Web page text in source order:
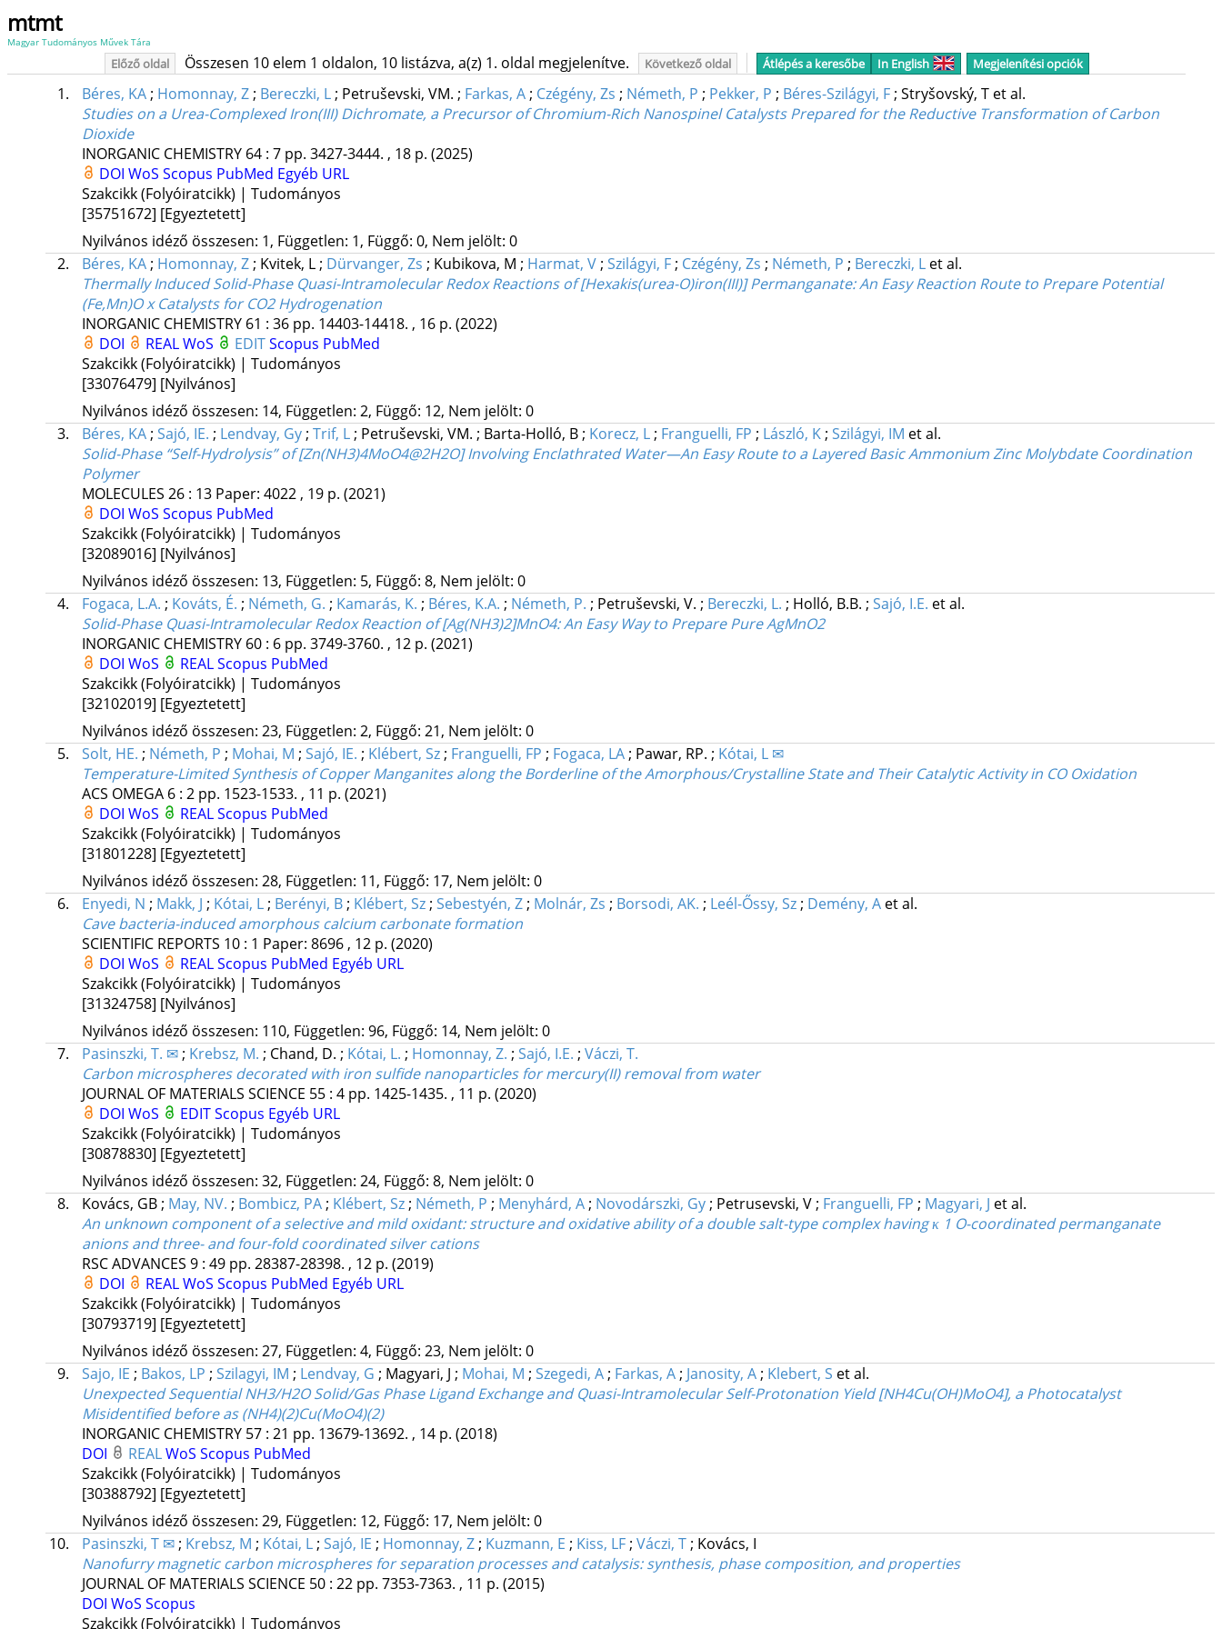
mtmt
Magyar Tudományos Művek Tára
Előző oldal Összesen 10 elem 1 oldalon, 10 listázva, a(z) 1. oldal megjelenítve. Következő oldal Átlépés a keresőbe In English Megjelenítési opciók
1. Béres, KA; Homonnay, Z; Bereczki, L; Petruševski, VM. ; Farkas, A; Czégény, Zs ; Németh, P ; Pekker, P ; Béres-Szilágyi, F; Stryšovský, T et al.
Studies on a Urea-Complexed Iron(III) Dichromate, a Precursor of Chromium-Rich Nanospinel Catalysts Prepared for the Reductive Transformation of Carbon
Dioxide
INORGANIC CHEMISTRY 64: 7 pp. 3427-3444. , 18 p. (2025)
DOI WoS Scopus PubMed Egyéb URL
Szakcikk (Folyóiratcikk) | Tudományos
[35751672] [Egyeztetett]
Nyilvános idéző összesen: 1, Független: 1, Függő: 0, Nem jelölt: 0
2.
Béres, KA; Homonnay, Z; Kvitek, L; Dürvanger, Zs ; Kubikova, M ; Harmat, V; Szilágyi, F; Czégény, Zs ; Németh, P ; Bereczki, L et al.
Thermally Induced Solid-Phase Quasi-Intramolecular Redox Reactions of [Hexakis(urea-O)iron(III)] Permanganate: An Easy Reaction Route to Prepare Potential
(Fe,Mn)O x Catalysts for CO2 Hydrogenation
INORGANIC CHEMISTRY 61 : 36 pp. 14403-14418. , 16 p. (2022)
DOI
REALWoS EDITScopus PubMed
Szakcikk (Folyóiratcikk) | Tudományos
[33076479] [Nyilvános]
Nyilvános idéző összesen: 14, Független: 2, Függő: 12, Nem jelölt: 0
3.
Béres, KA; Sajó, IE. ; Lendvay, Gy; Trif, L; Petruševski, VM. ; Barta-Holló, B; Korecz, L; Franguelli, FP ; László, K; Szilágyi, IM et al.
Solid-Phase “Self-Hydrolysis” of [Zn(NH3)4MoO4@2H2O] Involving Enclathrated Water—An Easy Route to a Layered Basic Ammonium Zinc Molybdate Coordination
Polymer
MOLECULES 26: 13 Paper: 4022 , 19 p. (2021)
DOI WoS Scopus PubMed
Szakcikk (Folyóiratcikk) | Tudományos
[32089016] [Nyilvános]
Nyilvános idéző összesen: 13, Független: 5, Függő: 8, Nem jelölt: 0
4.
Fogaca, L.A. ; Kováts, É. ; Németh, G. ; Kamarás, K. ; Béres, K.A. ; Németh, P. ; Petruševski, V. ; Bereczki, L. ; Holló, B.B. ; Sajó, I.E. et al.
Solid-Phase Quasi-Intramolecular Redox Reaction of [Ag(NH3)2]MnO4: An Easy Way to Prepare Pure AgMnO2
INORGANIC CHEMISTRY 60: 6 pp. 3749-3760. , 12 p. (2021)
DOI WoS REALScopus PubMed
Szakcikk (Folyóiratcikk) | Tudományos
[32102019] [Egyeztetett]
Nyilvános idéző összesen: 23, Független: 2, Függő: 21, Nem jelölt: 0
5.
Solt, HE. ; Németh, P ; Mohai, M ; Sajó, IE. ; Klébert, Sz; Franguelli, FP ; Fogaca, LA; Pawar, RP. ; Kótai, L ✉
Temperature-Limited Synthesis of Copper Manganites along the Borderline of the Amorphous/Crystalline State and Their Catalytic Activity in CO Oxidation
ACS OMEGA 6: 2 pp. 1523-1533. , 11 p. (2021)
DOI WoS REALScopus PubMed
Szakcikk (Folyóiratcikk) | Tudományos
[31801228] [Egyeztetett]
Nyilvános idéző összesen: 28, Független: 11, Függő: 17, Nem jelölt: 0
6.
Enyedi, N ; Makk, J ; Kótai, L; Berényi, B; Klébert, Sz; Sebestyén, Z; Molnár, Zs ; Borsodi, AK. ; Leél-Őssy, Sz; Demény, A et al.
Cave bacteria-induced amorphous calcium carbonate formation
SCIENTIFIC REPORTS 10: 1 Paper: 8696 , 12 p. (2020)
DOI WoS REALScopus PubMed Egyéb URL
Szakcikk (Folyóiratcikk) | Tudományos
[31324758] [Nyilvános]
Nyilvános idéző összesen: 110, Független: 96, Függő: 14, Nem jelölt: 0
7.
Pasinszki, T. ✉; Krebsz, M. ; Chand, D. ; Kótai, L. ; Homonnay, Z. ; Sajó, I.E. ; Váczi, T.
Carbon microspheres decorated with iron sulfide nanoparticles for mercury(II) removal from water
JOURNAL OF MATERIALS SCIENCE 55: 4 pp. 1425-1435. , 11 p. (2020)
DOI WoS EDITScopus Egyéb URL
Szakcikk (Folyóiratcikk) | Tudományos
[30878830] [Egyeztetett]
Nyilvános idéző összesen: 32, Független: 24, Függő: 8, Nem jelölt: 0
8.
Kovács, GB; May, NV. ; Bombicz, PA; Klébert, Sz; Németh, P ; Menyhárd, A; Novodárszki, Gy; Petrusevski, V; Franguelli, FP ; Magyari, J et al.
An unknown component of a selective and mild oxidant: structure and oxidative ability of a double salt-type complex having κ 1 O-coordinated permanganate
anions and three- and four-fold coordinated silver cations
RSC ADVANCES 9: 49 pp. 28387-28398. , 12 p. (2019)
DOI
REALWoS Scopus PubMed Egyéb URL
Szakcikk (Folyóiratcikk) | Tudományos
[30793719] [Egyeztetett]
Nyilvános idéző összesen: 27, Független: 4, Függő: 23, Nem jelölt: 0
9.
Sajo, IE ; Bakos, LP ; Szilagyi, IM ; Lendvay, G ; Magyari, J ; Mohai, M ; Szegedi, A; Farkas, A; Janosity, A; Klebert, S et al.
Unexpected Sequential NH3/H2O Solid/Gas Phase Ligand Exchange and Quasi-Intramolecular Self-Protonation Yield [NH4Cu(OH)MoO4], a Photocatalyst
Misidentified before as (NH4)(2)Cu(MoO4)(2)
INORGANIC CHEMISTRY 57: 21 pp. 13679-13692. , 14 p. (2018)
DOI
REALWoS Scopus PubMed
Szakcikk (Folyóiratcikk) | Tudományos
[30388792] [Egyeztetett]
Nyilvános idéző összesen: 29, Független: 12, Függő: 17, Nem jelölt: 0
10.
Pasinszki, T ✉; Krebsz, M ; Kótai, L; Sajó, IE ; Homonnay, Z; Kuzmann, E ; Kiss, LF; Váczi, T; Kovács, I
Nanofurry magnetic carbon microspheres for separation processes and catalysis: synthesis, phase composition, and properties
JOURNAL OF MATERIALS SCIENCE 50: 22 pp. 7353-7363. , 11 p. (2015)
DOI WoS Scopus
Szakcikk (Folyóiratcikk) | Tudományos